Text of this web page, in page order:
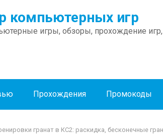
компьютерных игр
игры, обзоры, прохождение
Прохождения Промокоды
гранат в КС2: раскидка, бесконечные